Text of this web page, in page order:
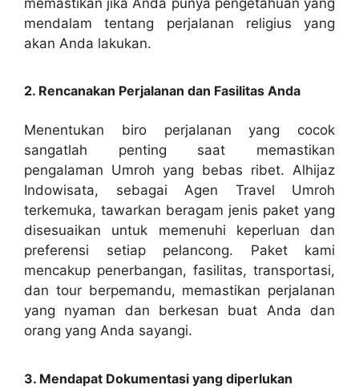
mendalam tentang perjalanan religius yang
akan Anda lakukan.
2. Rencanakan Perjalanan dan Fasilitas Anda
Menentukan biro perjalanan yang cocok
sangatlah penting saat memastikan
pengalaman Umroh yang bebas ribet. Alhijaz
Indowisata, sebagai Agen Travel Umroh
terkemuka, tawarkan beragam jenis paket yang
disesuaikan untuk memenuhi keperluan dan
preferensi setiap pelancong. Paket kami
mencakup penerbangan, fasilitas, transportasi,
dan tour berpemandu, memastikan perjalanan
yang nyaman dan berkesan buat Anda dan
orang yang Anda sayangi.
3. Mendapat Dokumentasi yang diperlukan